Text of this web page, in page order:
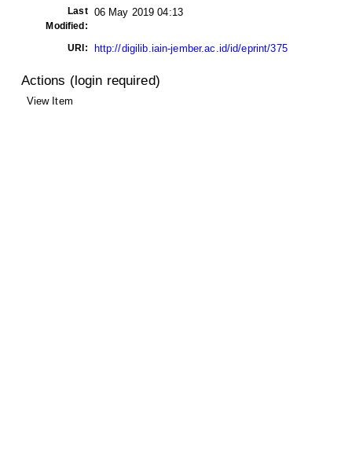
Last
Modified:
06 May 2019 04:13
URI: http://digilib.iain-jember.ac.id/id/eprint/375
Actions (login required)
View Item